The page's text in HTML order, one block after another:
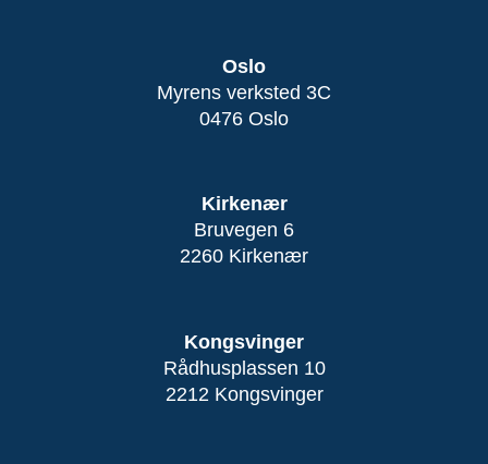
Oslo
Myrens verksted 3C
0476 Oslo
Kirkenær
Bruvegen 6
2260 Kirkenær
Kongsvinger
Rådhusplassen 10
2212 Kongsvinger